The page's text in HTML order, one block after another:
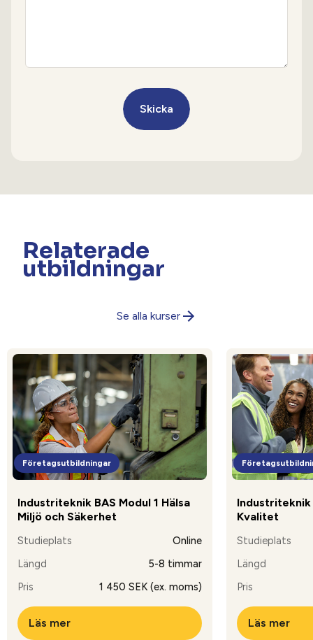
Relaterade
utbildningar
Se alla kurser
Företagsutbildningar
Industriteknik BAS Modul 1 Hälsa
Miljö och Säkerhet
Studieplats
Online
Längd
5-8 timmar
Pris
1 450 SEK (ex. moms)
Läs mer
Industriteknik
Kvalitet
Studieplats
Längd
Pris
Läs mer